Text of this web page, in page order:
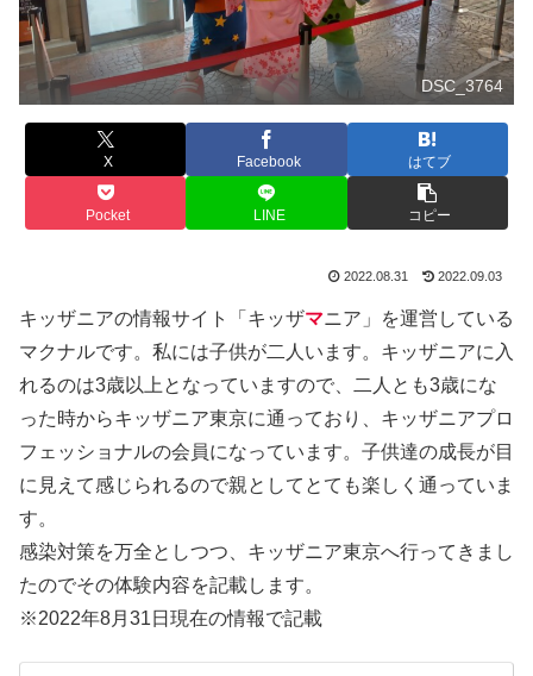
DSC_3764
X Facebook はてブ
Pocket LINE コピー
2022.08.31 2022.09.03
キッザニアの情報サイト「キッザマニア」を運営している
マクナルです。私には子供が二人います。キッザニアに入
れるのは3歳以上となっていますので、二人とも3歳にな
った時からキッザニア東京に通っており、キッザニアプロ
フェッショナルの会員になっています。子供達の成長が目
に見えて感じられるので親としてとても楽しく通っていま
す。
感染対策を万全としつつ、キッザニア東京へ行ってきまし
たのでその体験内容を記載します。
※2022年8月31日現在の情報で記載